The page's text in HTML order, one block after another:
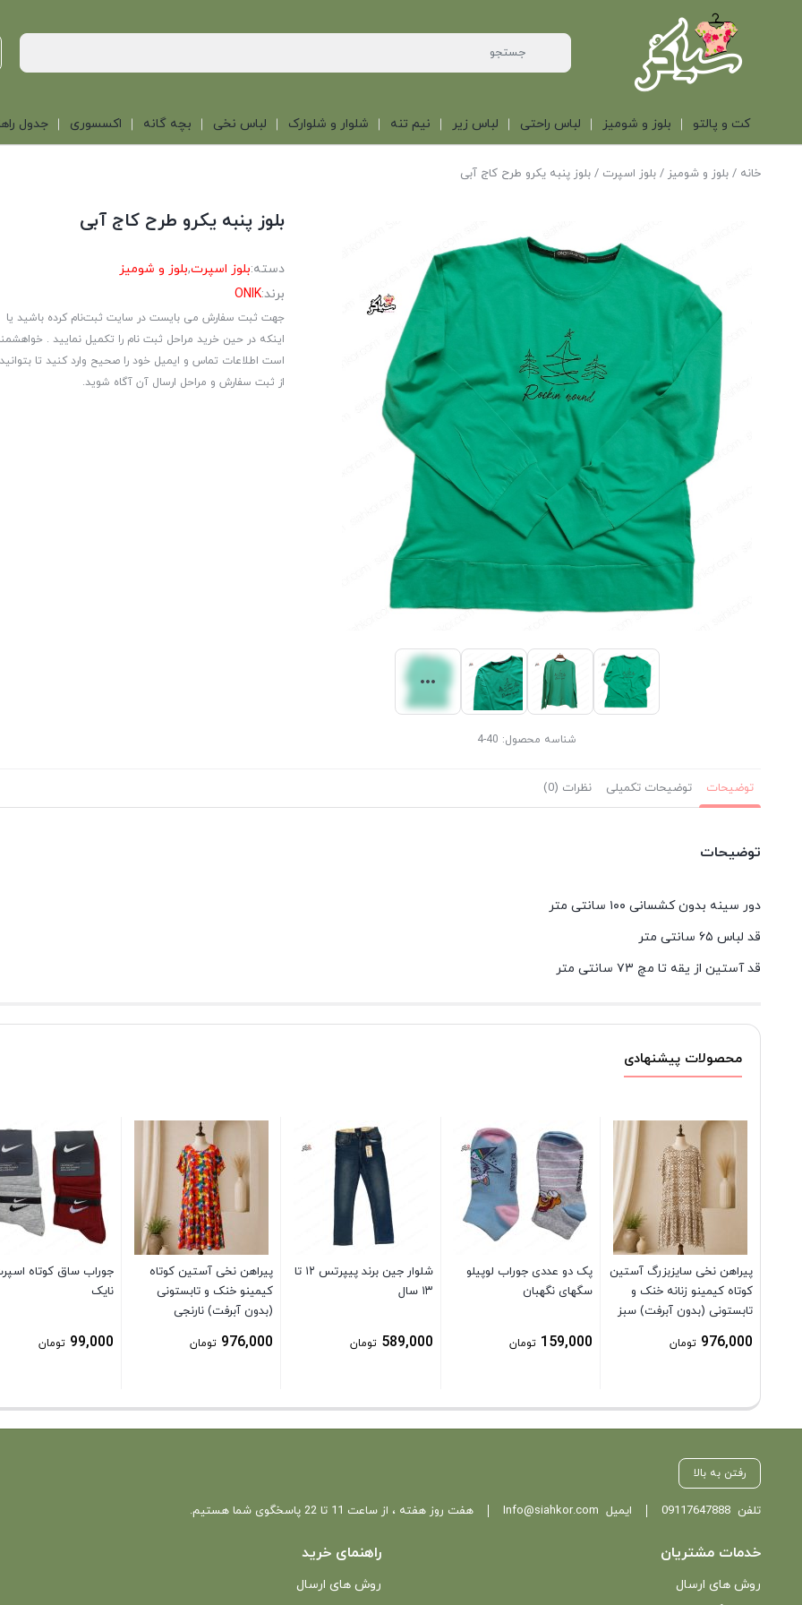
کت و پالتو بلوز و شومیز لباس راحتی لباس زیر نیم تنه شلوار و شلوارک لباس نخی بچه گانه اکسسوری جدول
خانه /بلوز و شومیز /بلوز اسپرت / بلوز پنبه یکرو طرح کاج آبی
شناسه محصول: 40-4
بلوز پنبه یکرو طرح کاج آبی
دسته:بلوز اسپرت,بلوز و شومیز
برند:ONIK
جهت ثبت سفارش می بایست در سایت ثبت‌نام کرده باشید یا
اینکه در حین خرید مراحل ثبت نام را تکمیل نمایید .
است اطلاعات تماس و ایمیل خود را صحیح وارد کنید تا بتوانید
از ثبت سفارش و مراحل ارسال آن آگاه شوید.
توضیحات توضیحات تکمیلی نظرات (0)
توضیحات
دور سینه بدون کشسانی ۱۰۰ سانتی متر
قد لباس ۶۵ سانتی متر
قد آستین از یقه تا مچ ۷۳ سانتی متر
محصولات پیشنهادی
پیراهن نخی سایزبزرگ آستین
کوتاه کیمینو زنانه خنک و
تابستونی (بدون آبرفت) سبز
976,000 تومان
پک دو عددی جوراب لوپیلو
سگهای نگهبان
159,000 تومان
شلوار جین برند پیپرتس ۱۲ تا
۱۳ سال
589,000 تومان
پیراهن نخی آستین کوتاه
کیمینو خنک و تابستونی
(بدون آبرفت) نارنجی
976,000 تومان
جوراب ساق کوتاه
نایک
99,000 تومان
رفتن به بالا
تلفن09117647888 ایمیل Info@siahkor.com هفت روز هفته ، از ساعت 11 تا 22 پاسخگوی شما هستیم.
خدمات مشتریان
روش های ارسال
راهنمای خرید
روش های ارسال